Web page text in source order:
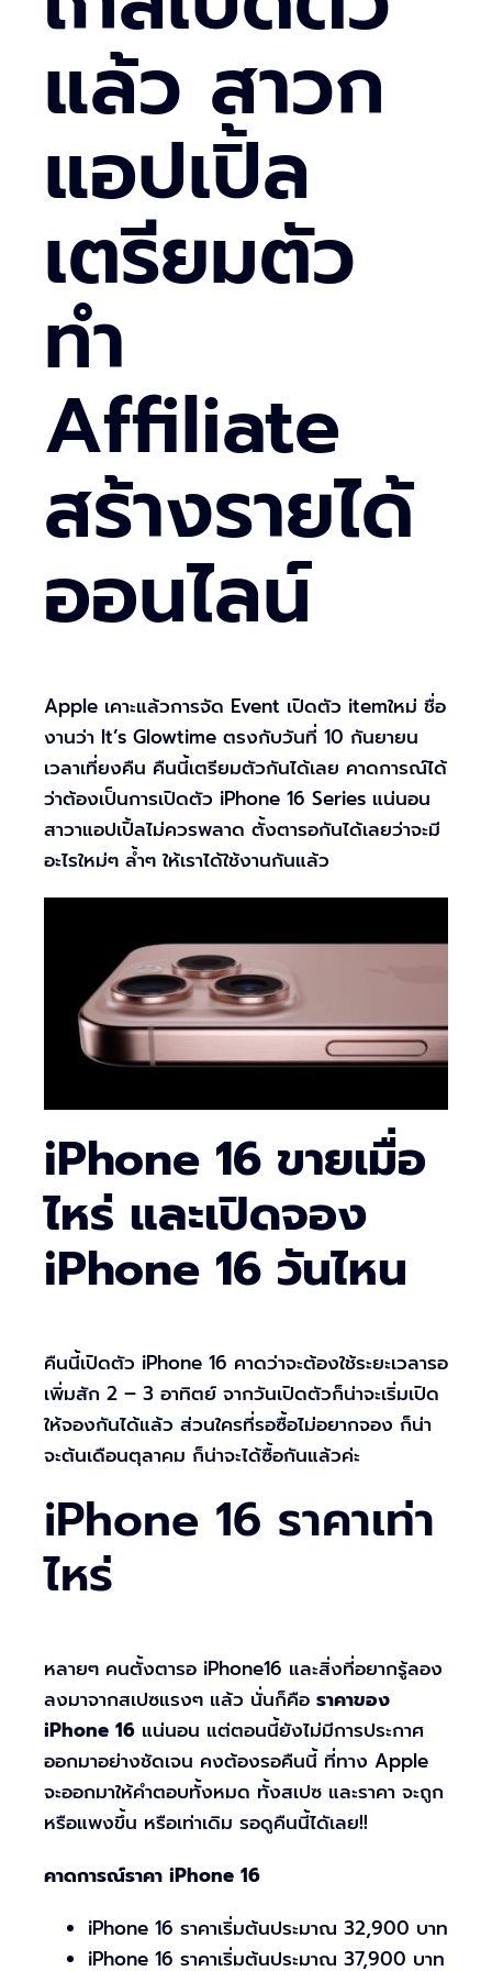
แล้ว สาวก
แอปเปิ้ล
เตรียมตัว
ทำ
Affiliate
สร้างรายได้
ออนไลน์
Apple เคาะแล้วการจัด Event เปิดตัว itemใหม่ ชื่อ
งานว่า It’s Glowtime ตรงกับวันที่ 10 กันยายน
เวลาเที่ยงคืน คืนนี้เตรียมตัวกันได้เลย คาดการณ์ได้
ว่าต้องเป็นการเปิดตัว iPhone 16 Series แน่นอน
สาวาแอปเปิ้ลไม่ควรพลาด ตั้งตารอกันได้เลยว่าจะมี
อะไรใหม่ๆ ล้ำๆ ให้เราได้ใช้งานกันแล้ว
iPhone 16 ขายเมื่อ
ไหร่ และเปิดจอง
iPhone 16 วันไหน
คืนนี้เปิดตัว iPhone 16 คาดว่าจะต้องใช้ระยะเวลารอ
เพิ่มสัก 2 – 3 อาทิตย์ จากวันเปิดตัวก็น่าจะเริ่มเปิด
ให้จองกันได้แล้ว ส่วนใครที่รอซื้อไม่อยากจอง ก็น่า
จะต้นเดือนตุลาคม ก็น่าจะได้ซื้อกันแล้วค่ะ
iPhone 16 ราคาเท่า
ไหร่
หลายๆ คนตั้งตารอ iPhone16 และสิ่งที่อยากรู้ลอง
ลงมาจากสเปซแรงๆ แล้ว นั่นก็คือ ราคาของ
iPhone 16 แน่นอน แต่ตอนนี้ยังไม่มีการประกาศ
ออกมาอย่างชัดเจน คงต้องรอคืนนี้ ที่ทาง Apple
จะออกมาให้คำตอบทั้งหมด ทั้งสเปซ และราคา จะถูก
หรือแพงขึ้น หรือเท่าเดิม รอดูคืนนี้ไดัเลย!!
คาดการณ์ราคา iPhone 16
iPhone 16 ราคาเริ่มต้นประมาณ 32,900 บาท
iPhone 16 ราคาเริ่มต้นประมาณ 37,900 บาท